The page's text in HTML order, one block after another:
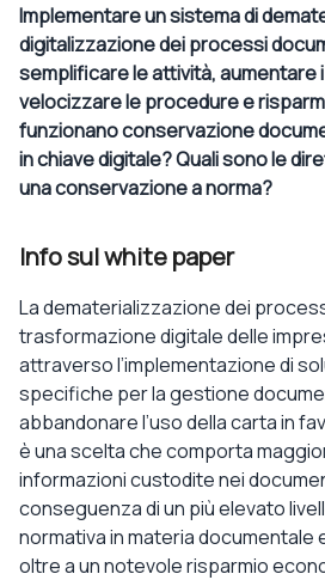
Implementare un sistema di
digitalizzazione dei processi
semplificare le attività, aumentare
velocizzare le procedure e
funzionano conservazione
in chiave digitale? Quali sono le
una conservazione a norma?
Info sul white paper
La dematerializzazione dei
trasformazione digitale delle
attraverso l’implementazione di
specifiche per la gestione
abbandonare l’uso della carta in
è una scelta che comporta
informazioni custodite nei
conseguenza di un più elevato
normativa in materia documentale
oltre a un notevole risparmio